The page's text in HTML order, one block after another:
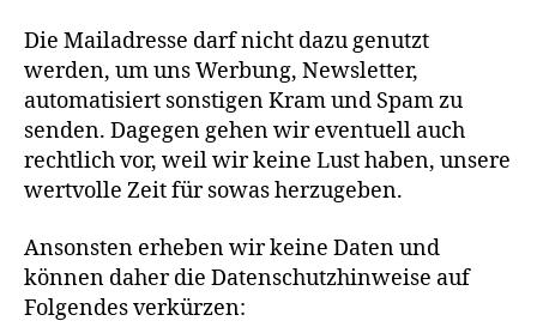
Die Mailadresse darf nicht dazu genutzt
werden, um uns Werbung, Newsletter,
automatisiert sonstigen Kram und Spam zu
senden. Dagegen gehen wir eventuell auch
rechtlich vor, weil wir keine Lust haben, unsere
wertvolle Zeit für sowas herzugeben.
Ansonsten erheben wir keine Daten und
können daher die Datenschutzhinweise auf
Folgendes verkürzen: